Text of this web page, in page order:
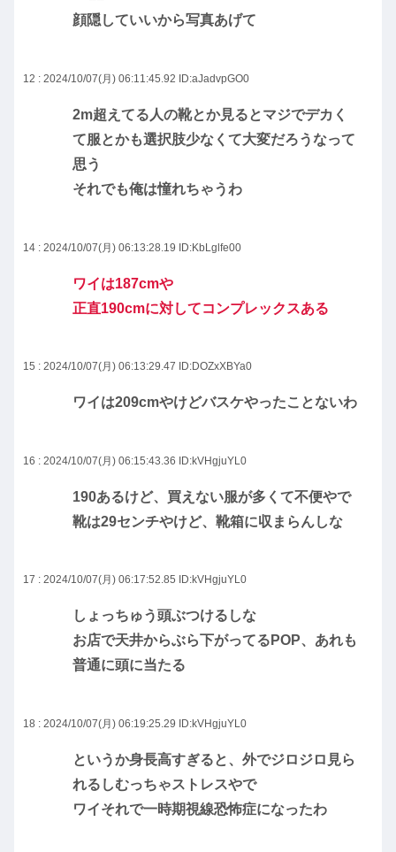
顔隠していいから写真あげて
12 : 2024/10/07(月) 06:11:45.92 ID:aJadvpGO0
2m超えてる人の靴とか見るとマジでデカく
て服とかも選択肢少なくて大変だろうなって
思う
それでも俺は憧れちゃうわ
14 : 2024/10/07(月) 06:13:28.19 ID:KbLglfe00
ワイは187cmや
正直190cmに対してコンプレックスある
15 : 2024/10/07(月) 06:13:29.47 ID:DOZxXBYa0
ワイは209cmやけどバスケやったことないわ
16 : 2024/10/07(月) 06:15:43.36 ID:kVHgjuYL0
190あるけど、買えない服が多くて不便やで
靴は29センチやけど、靴箱に収まらんしな
17 : 2024/10/07(月) 06:17:52.85 ID:kVHgjuYL0
しょっちゅう頭ぶつけるしな
お店で天井からぶら下がってるPOP、あれも
普通に頭に当たる
18 : 2024/10/07(月) 06:19:25.29 ID:kVHgjuYL0
というか身長高すぎると、外でジロジロ見ら
れるしむっちゃストレスやで
ワイそれで一時期視線恐怖症になったわ